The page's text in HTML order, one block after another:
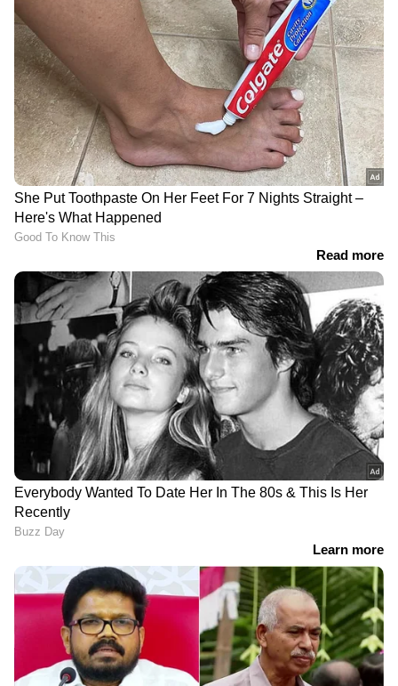
ഒരുങ്ങുന്നു
നിർത്തിയിട്ട കാർ കത്തിച്ചു,
യുവതിയുടെ മേൽ
പെട്രോളൊഴിച്ചു; വീട്ടിൽക്കയറി
യുവാവിന്റെ പരാക്രമം